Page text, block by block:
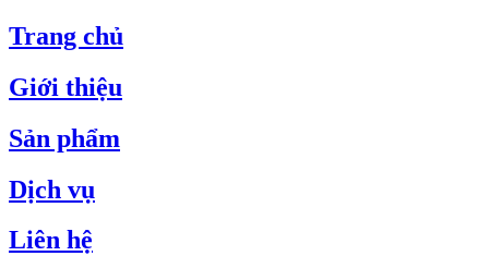
Trang chủ
Giới thiệu
Sản phẩm
Dịch vụ
Liên hệ